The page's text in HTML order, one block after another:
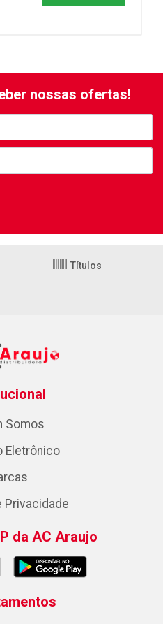
nossas ofertas!
Títulos
Somos
Eletrônico
Privacidade
da AC Araujo